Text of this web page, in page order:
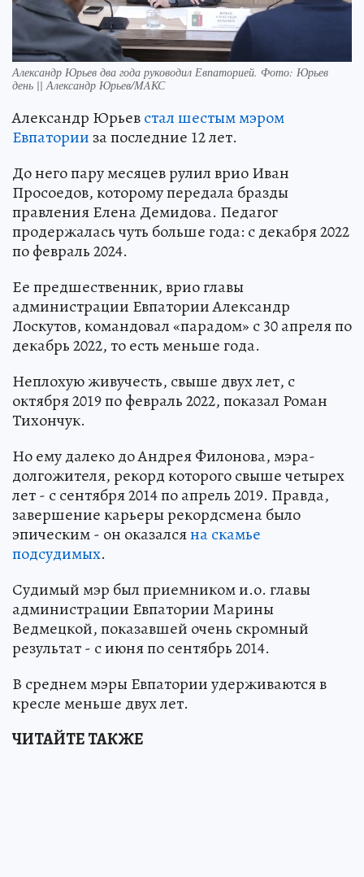
Александр Юрьев два года руководил Евпаторией. Фото: Юрьев
день || Александр Юрьев/MAКС
Александр Юрьевстал шестым мэром
Евпатории за последние 12 лет.
До него пару месяцев рулил врио Иван
Просоедов, которому передала бразды
правления Елена Демидова. Педагог
продержалась чуть больше года: с декабря 2022
по февраль 2024.
Ее предшественник, врио главы
администрации Евпатории Александр
Лоскутов, командовал «парадом» с 30 апреля по
декабрь 2022, то есть меньше года.
Неплохую живучесть, свыше двух лет, с
октября 2019 по февраль 2022, показал Роман
Тихончук.
Но ему далеко до Андрея Филонова, мэра-
долгожителя, рекорд которого свыше четырех
лет - с сентября 2014 по апрель 2019. Правда,
завершение карьеры рекордсмена было
эпическим - он оказалсяна скамье
подсудимых.
Судимый мэр был приемником и.о. главы
администрации Евпатории Марины
Ведмецкой, показавшей очень скромный
результат - с июня по сентябрь 2014.
В среднем мэры Евпатории удерживаются в
кресле меньше двух лет.
ЧИТАЙТЕ ТАКЖЕ